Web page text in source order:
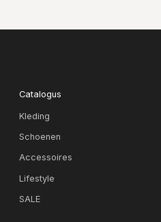
Catalogus
Kleding
Schoenen
Accessoires
Lifestyle
SALE